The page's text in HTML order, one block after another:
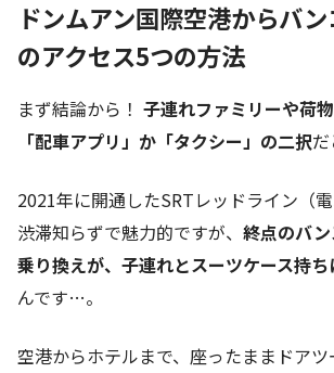
ドンムアン国際空港からバ
のアクセス5つの方法
まず結論から！ 子連れファミリーや荷物
「配車アプリ」か「タクシー」の二択だ
2021年に開通したSRTレッドライン（
渋滞知らずで魅力的ですが、 終点のバ
乗り換えが、子連れとスーツケース持
んです…。
空港からホテルまで、座ったままドア